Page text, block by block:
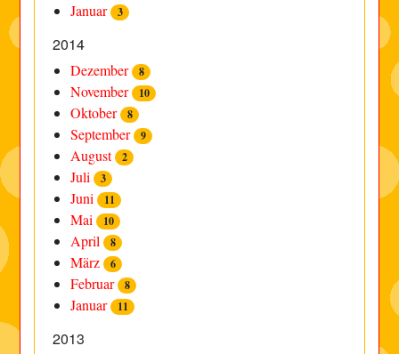
Januar 3
2014
Dezember 8
November 10
Oktober 8
September 9
August 2
Juli 3
Juni 11
Mai 10
April 8
März 6
Februar 8
Januar 11
2013